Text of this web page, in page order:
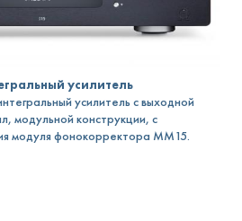
усилитель
усилитель с выходной
модульной конструкции, с
модуля фонокорректора MM15.